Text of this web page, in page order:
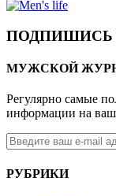
ПОДПИШИСЬ
МУЖСКОЙ
Регулярно самые
информации на
РУБРИКИ